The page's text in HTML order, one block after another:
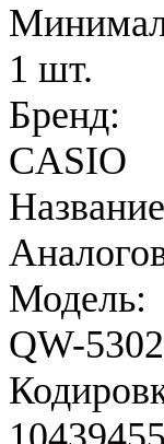
1 шт.
Бренд:
CASIO
Модель:
QW-5302